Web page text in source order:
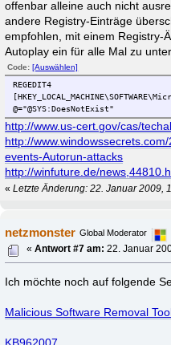
offenbar alleine auch nicht
andere Registry-Einträge
empfohlen, mit einem Registry-
Autoplay ein für alle Mal zu
Code:[Auswählen]
REGEDIT4
@="@SYS:DoesNotExist"
http://www.us-cert.gov/cas/
http://
events-Autorun-attacks
http://winfuture.de/
«Letzte Änderung: 22. Januar 2009,
netzmonster Global Moderator
«Antwort #7 am: 22. Januar
Ich möchte noch auf folgende
Malicious Software Removal